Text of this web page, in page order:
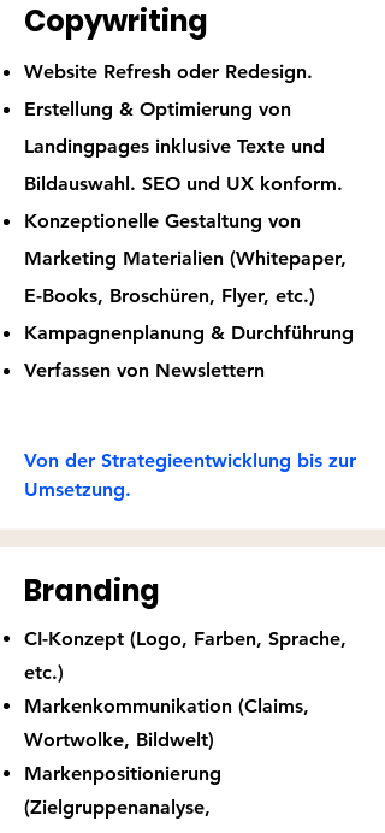
Copywriting
Website Refresh oder Redesign.
Erstellung & Optimierung von
Landingpages inklusive Texte und
Bildauswahl. SEO und UX konform.
Konzeptionelle Gestaltung von
Marketing Materialien (Whitepaper,
E-Books, Broschüren, Flyer, etc.)
Kampagnenplanung & Durchführung
Verfassen von Newslettern
Von der Strategieentwicklung bis zur
Umsetzung.
Branding
CI-Konzept (Logo, Farben, Sprache,
etc.)
Markenkommunikation (Claims,
Wortwolke, Bildwelt)
Markenpositionierung
(Zielgruppenanalyse,